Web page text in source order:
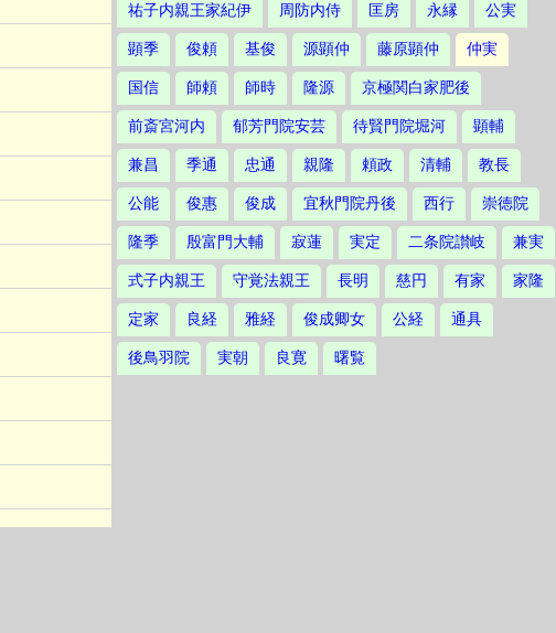
祐子内親王家紀伊 周防内侍 匡房 永縁 公実
顕季 俊頼 基俊 源顕仲 藤原顕仲 仲実
国信 師頼 師時 隆源 京極関白家肥後
前斎宮河内 郁芳門院安芸 待賢門院堀河 顕輔
兼昌 季通 忠通 親隆 頼政 清輔 教長
公能 俊惠 俊成 宜秋門院丹後 西行 崇徳院
隆季 殷富門大輔 寂蓮 実定 二条院讃岐 兼実
式子内親王 守覚法親王 長明 慈円 有家 家隆
定家 良経 雅経 俊成卿女 公経 通具
後鳥羽院 実朝 良寛 曙覧